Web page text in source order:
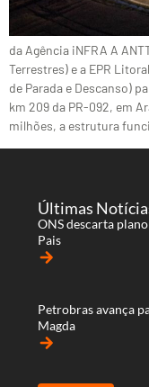
da Agência iNFRA A
Terrestres) e a EPR
de Parada e Descanso)
km 209 da PR-092, em
milhões, a estrutura
Últimas
ONS descarta
Pais
arrow_forward
Petrobras avança
Magda
arrow_forward